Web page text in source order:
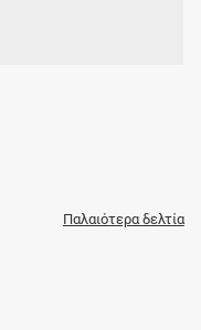
Παλαιότερα δελτία